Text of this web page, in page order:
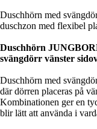
Duschhörn med
duschzon med flexibel
Duschhörn
svängdörr vänster
Duschhörn med
där dörren placeras på
Kombinationen ger en
blir lätt att använda i